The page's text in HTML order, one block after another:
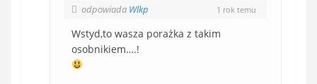
odpowiada Wlkp 1 rok temu
Wstyd,to wasza porażka z takim
osobnikiem….!